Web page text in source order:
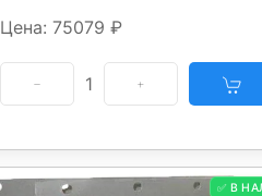
Цена: 75079 ₽
1
✅ В